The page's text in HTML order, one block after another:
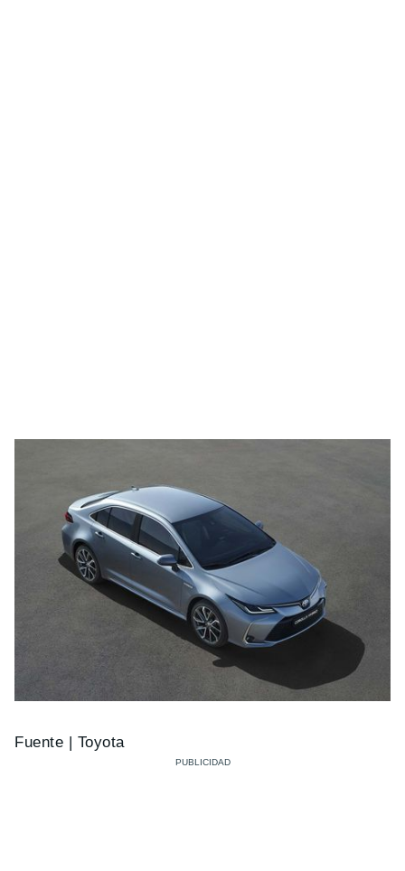
Fuente | Toyota